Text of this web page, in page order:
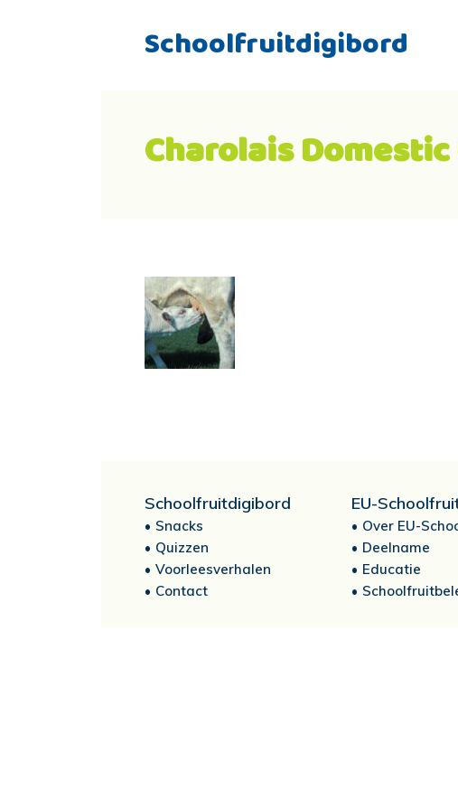
Schoolfruitdigibord
Charolais
Schoolfruitdigibord
Snacks
Quizzen
Voorleesverhalen
Contact
EU-
Over EU-
Deelname
Educatie